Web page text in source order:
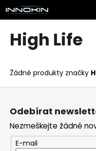
Přejít
na
obsah
High Life
Žádné produkty značky
K
o
o
p
o
t
ř
e
b
Z
Odebírat
Nezmeškejte žádné
E-mail